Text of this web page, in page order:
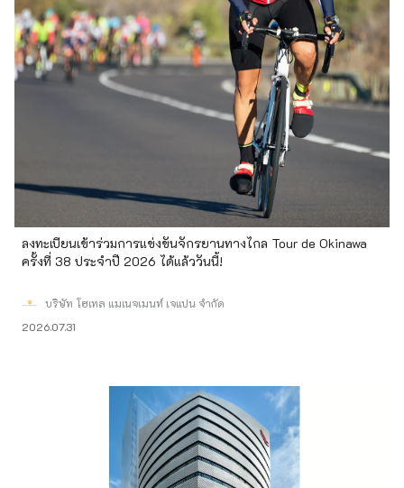
ลงทะเบียนเข้าร่วมการแข่งขันจักรยานทางไกล Tour de Okinawa
ครั้งที่ 38 ประจำปี 2026 ได้แล้ววันนี้!
บริษัท โฮเทล แมเนจเมนท์ เจแปน จำกัด
2026.07.31